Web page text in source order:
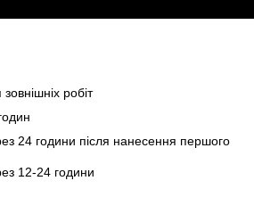
робіт
24 години після нанесення першого
12-24 години